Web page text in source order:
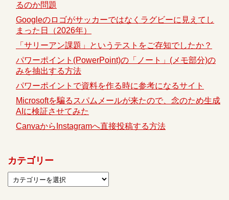
るのか問題
Googleのロゴがサッカーではなくラグビーに見えてし
まった日（2026年）
「サリーアン課題」というテストをご存知でしたか？
パワーポイント(PowerPoint)の「ノート」(メモ部分)の
みを抽出する方法
パワーポイントで資料を作る時に参考になるサイト
Microsoftを騙るスパムメールが来たので、念のため生成
AIに検証させてみた
CanvaからInstagramへ直接投稿する方法
カテゴリー